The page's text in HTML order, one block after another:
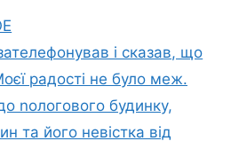
і сказав, що
радості не було меж.
nологового будинку,
та його невістка від